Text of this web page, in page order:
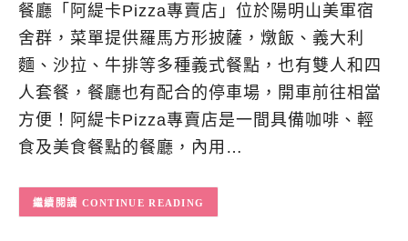
餐廳「阿緹卡Pizza專賣店」位於陽明山美軍宿
舍群，菜單提供羅馬方形披薩，燉飯、義大利
麵、沙拉、牛排等多種義式餐點，也有雙人和四
人套餐，餐廳也有配合的停車場，開車前往相當
方便！阿緹卡Pizza專賣店是一間具備咖啡、輕
食及美食餐點的餐廳，內用…
CONTINUE READING